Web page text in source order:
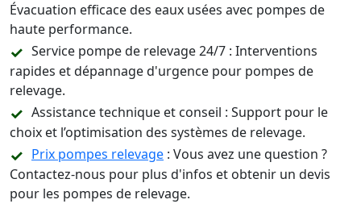
Évacuation efficace des eaux usées avec pompes de
haute performance.
Service pompe de relevage 24/7 : Interventions
rapides et dépannage d'urgence pour pompes de
relevage.
Assistance technique et conseil : Support pour le
choix et l’optimisation des systèmes de relevage.
Prix pompes relevage : Vous avez une question ?
Contactez-nous pour plus d'infos et obtenir un devis
pour les pompes de relevage.